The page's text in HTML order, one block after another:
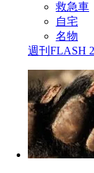
救急車
自宅
名物
週刊FLASH